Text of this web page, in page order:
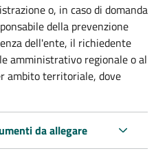
o, in caso di domanda
della prevenzione
dell'ente, il richiedente
amministrativo regionale o al
ambito territoriale, dove
da allegare